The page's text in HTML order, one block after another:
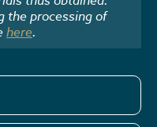
the processing of
here.